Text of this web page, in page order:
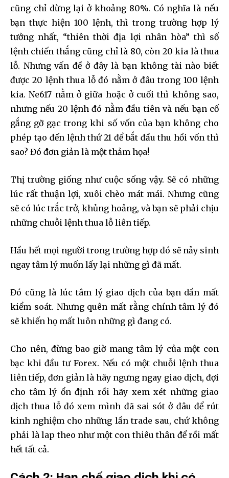
cũng chỉ dừng lại ở khoảng 80%. Có nghĩa là nếu
bạn thực hiện 100 lệnh, thì trong trường hợp lý
tưởng nhất, “thiên thời địa lợi nhân hòa” thì số
lệnh chiến thắng cũng chỉ là 80, còn 20 kia là thua
lỗ. Nhưng vấn đề ở đây là bạn không tài nào biết
được 20 lệnh thua lỗ đó nằm ở đâu trong 100 lệnh
kia. Ne617 nằm ở giữa hoặc ở cuối thì không sao,
nhưng nếu 20 lệnh đó nằm đầu tiên và nếu bạn cố
gắng gỡ gạc trong khi số vốn của bạn không cho
phép tạo đến lệnh thứ 21 để bắt đầu thu hồi vốn thì
sao? Đó đơn giản là một thảm họa!
Thị trường giống như cuộc sống vậy. Sẽ có những
lúc rất thuận lợi, xuôi chèo mát mái. Nhưng cũng
sẽ có lúc trắc trở, khủng hoảng, và bạn sẽ phải chịu
những chuỗi lệnh thua lỗ liên tiếp.
Hầu hết mọi người trong trường hợp đó sẽ nảy sinh
ngay tâm lý muốn lấy lại những gì đã mất.
Đó cũng là lúc tâm lý giao dịch của bạn dần mất
kiểm soát. Nhưng quên mất rằng chính tâm lý đó
sẽ khiến họ mất luôn những gì đang có.
Cho nên, đừng bao giờ mang tâm lý của một con
bạc khi đầu tư Forex. Nếu có một chuỗi lệnh thua
liên tiếp, đơn giản là hãy ngưng ngay giao dịch, đợi
cho tâm lý ổn định rồi hãy xem xét những giao
dịch thua lỗ đó xem mình đã sai sót ở đâu để rút
kinh nghiệm cho những lần trade sau, chứ không
phải là lap theo như một con thiêu thân để rồi mất
hết tất cả.